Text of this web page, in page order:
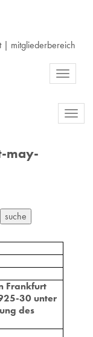
| mitgliederbereich
Toggle
may-
Frankfurt
30 unter
des